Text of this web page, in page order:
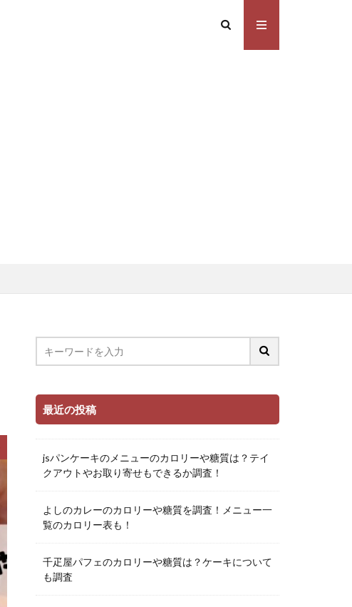
最近の投稿
jsパンケーキのメニューのカロリーや糖質は？テイ
クアウトやお取り寄せもできるか調査！
よしのカレーのカロリーや糖質を調査！メニュー一
覧のカロリー表も！
千疋屋パフェのカロリーや糖質は？ケーキについて
も調査